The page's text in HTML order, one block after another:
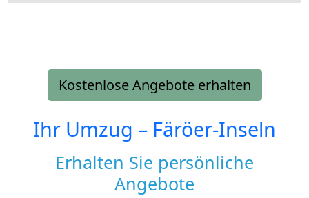
Kostenlose Angebote erhalten
Ihr Umzug – Färöer-Inseln
Erhalten Sie persönliche
Angebote